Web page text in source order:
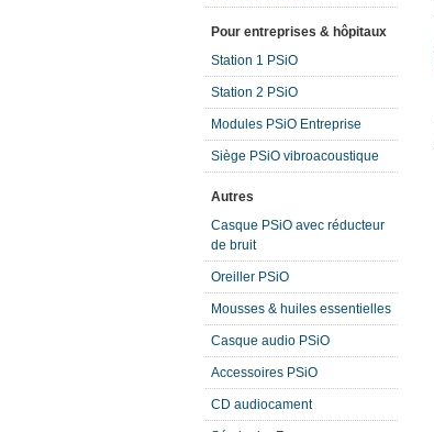
Pour entreprises & hôpitaux
Station 1 PSiO
Station 2 PSiO
Modules PSiO Entreprise
Siège PSiO vibroacoustique
Autres
Casque PSiO avec réducteur
de bruit
Oreiller PSiO
Mousses & huiles essentielles
Casque audio PSiO
Accessoires PSiO
CD audiocament